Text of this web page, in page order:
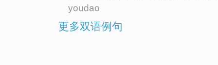
youdao
更多双语例句